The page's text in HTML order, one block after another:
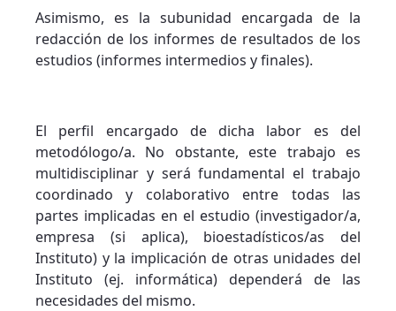
Asimismo, es la subunidad encargada de la
redacción de los informes de resultados de los
estudios (informes intermedios y finales).
El perfil encargado de dicha labor es del
metodólogo/a. No obstante, este trabajo es
multidisciplinar y será fundamental el trabajo
coordinado y colaborativo entre todas las
partes implicadas en el estudio (investigador/a,
empresa (si aplica), bioestadísticos/as del
Instituto) y la implicación de otras unidades del
Instituto (ej. informática) dependerá de las
necesidades del mismo.